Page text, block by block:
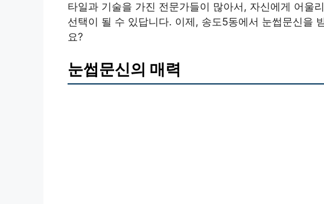
타일과 기술을 가진 전문가들이 많아서, 자신에게 어울
선택이 될 수 있답니다. 이제, 송도5동에서 눈썹문신을
요?
눈썹문신의 매력